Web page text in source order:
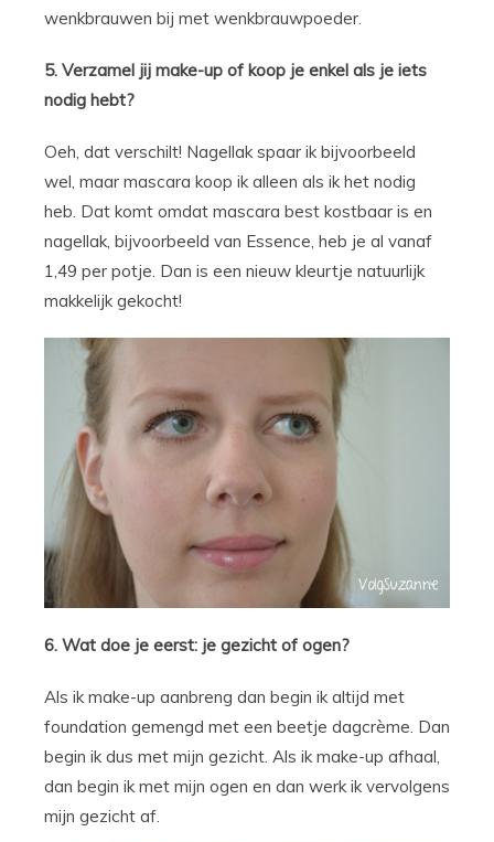
wenkbrauwen bij met wenkbrauwpoeder.
5. Verzamel jij make-up of koop je enkel als je iets
nodig hebt?
Oeh, dat verschilt! Nagellak spaar ik bijvoorbeeld
wel, maar mascara koop ik alleen als ik het nodig
heb. Dat komt omdat mascara best kostbaar is en
nagellak, bijvoorbeeld van Essence, heb je al vanaf
1,49 per potje. Dan is een nieuw kleurtje natuurlijk
makkelijk gekocht!
6. Wat doe je eerst: je gezicht of ogen?
Als ik make-up aanbreng dan begin ik altijd met
foundation gemengd met een beetje dagcrème. Dan
begin ik dus met mijn gezicht. Als ik make-up afhaal,
dan begin ik met mijn ogen en dan werk ik vervolgens
mijn gezicht af.